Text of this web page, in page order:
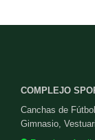
COMPLEJO
Canchas de
Gimnasio,